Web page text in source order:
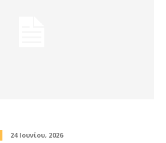
24 Ιουνίου, 2026